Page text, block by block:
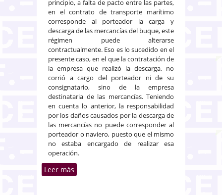
principio, a falta de pacto entre las partes,
en el contrato de transporte marítimo
corresponde al porteador la carga y
descarga de las mercancías del buque, este
régimen puede alterarse
contractualmente. Eso es lo sucedido en el
presente caso, en el que la contratación de
la empresa que realizó la descarga, no
corrió a cargo del porteador ni de su
consignatario, sino de la empresa
destinataria de las mercancías. Teniendo
en cuenta lo anterior, la responsabilidad
por los daños causados por la descarga de
las mercancías no puede corresponder al
porteador o naviero, puesto que el mismo
no estaba encargado de realizar esa
operación.
Leer más